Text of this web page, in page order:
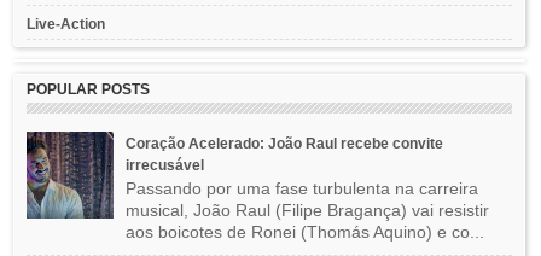
Live-Action
POPULAR POSTS
Coração Acelerado: João Raul recebe convite
irrecusável
Passando por uma fase turbulenta na carreira
musical, João Raul (Filipe Bragança) vai resistir
aos boicotes de Ronei (Thomás Aquino) e co...